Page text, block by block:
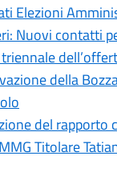
Elezioni
Nuovi contatti
della
del rapporto
Titolare